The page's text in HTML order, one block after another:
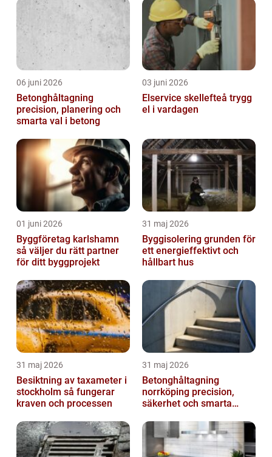
06 juni 2026
Betonghåltagning
precision, planering och
smarta val i betong
03 juni 2026
Elservice skellefteå trygg
el i vardagen
01 juni 2026
Byggföretag karlshamn
så väljer du rätt partner
för ditt byggprojekt
31 maj 2026
Byggisolering grunden för
ett energieffektivt och
hållbart hus
31 maj 2026
Besiktning av taxameter i
stockholm så fungerar
kraven och processen
31 maj 2026
Betonghåltagning
norrköping precision,
säkerhet och smarta